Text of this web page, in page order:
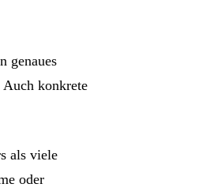
genaues
konkrete
als viele
oder